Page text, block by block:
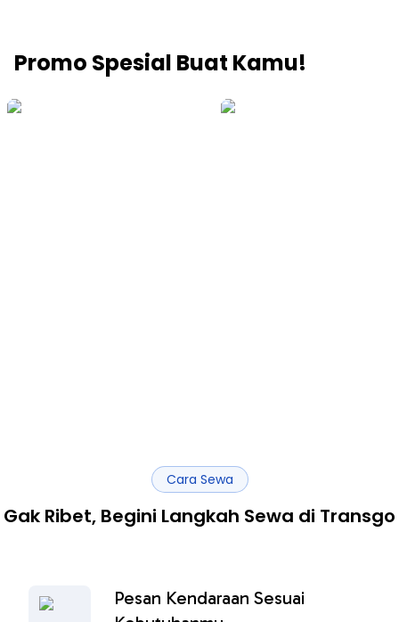
Promo Spesial Buat Kamu!
Cara Sewa
Gak Ribet, Begini Langkah Sewa di Transgo
Pesan Kendaraan Sesuai